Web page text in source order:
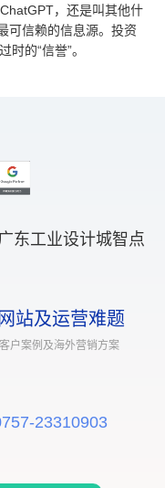
，还是叫其他什
可信赖的信息源。投资
的“信誉”。
东工业设计城智点
站及运营难题
户案例及海外营销方案
23310903